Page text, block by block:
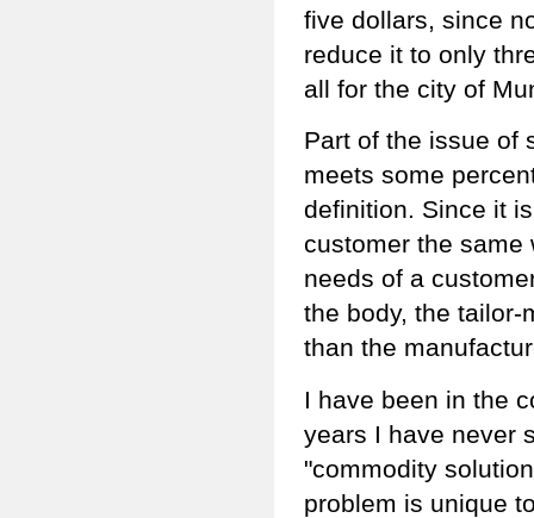
five dollars, since
reduce it to only
all for the city of
Part of the issue of
meets some
definition. Since it
customer the same
needs of a
the body, the tailor-
than the
I have been in the
years I have never
"commodity
problem is unique